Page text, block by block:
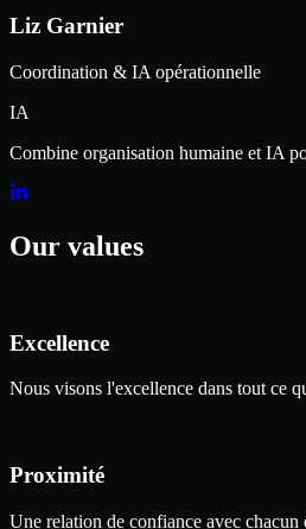
Liz Garnier
Coordination & IA opérationnelle
IA
Combine organisation humaine et IA
Our values
Excellence
Nous visons l'excellence dans tout ce
Proximité
Une relation de confiance avec chacun